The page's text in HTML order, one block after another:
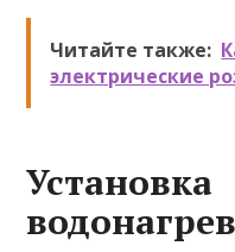
Читайте также:
электрические
Установка